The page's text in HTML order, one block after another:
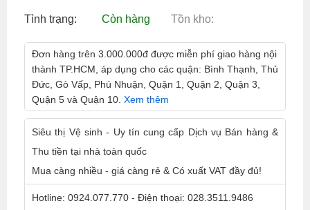
Tình trạng: Còn hàng Tồn kho:
Đơn hàng trên 3.000.000đ được miễn phí giao hàng nội
thành TP.HCM, áp dụng cho các quận: Bình Thạnh, Thủ
Đức, Gò Vấp, Phú Nhuận, Quận 1, Quận 2, Quận 3,
Quận 5 và Quận 10. Xem thêm
Siêu thị Vệ sinh - Uy tín cung cấp Dịch vụ Bán hàng &
Thu tiền tại nhà toàn quốc
Mua càng nhiều - giá càng rẻ & Có xuất VAT đầy đủ!
Hotline: 0924.077.770 - Điện thoại: 028.3511.9486